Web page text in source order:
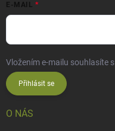
E-MAIL
Vložením e-mailu souhlasíte s
Přihlásit se
O NÁS